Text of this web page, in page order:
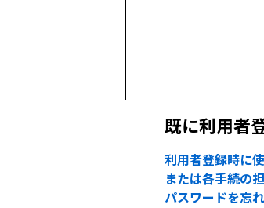
既に利用者
利用者登録時に
または各手続の
パスワードを忘